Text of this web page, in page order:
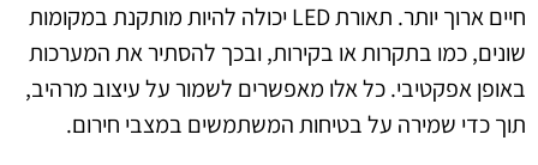
חיים ארוך יותר. תאורת LED יכולה להיות מותקנת במקומות
שונים, כמו בתקרות או בקירות, ובכך להסתיר את המערכות
באופן אפקטיבי. כל אלו מאפשרים לשמור על עיצוב מרהיב,
תוך כדי שמירה על בטיחות המשתמשים במצבי חירום.